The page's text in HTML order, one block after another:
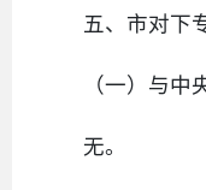
五、市对下
（一）与中
无。